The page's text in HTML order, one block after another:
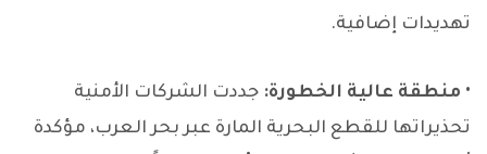
تهديدات إضافية.
• منطقة عالية الخطورة: جددت الشركات الأمنية
تحذيراتها للقطع البحرية المارة عبر بحر العرب، مؤكدة